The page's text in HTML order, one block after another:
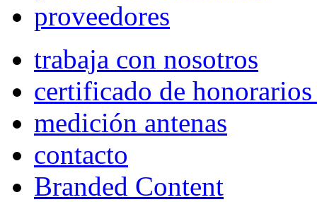
proveedores
trabaja con nosotros
certificado de
medición antenas
contacto
Branded Content